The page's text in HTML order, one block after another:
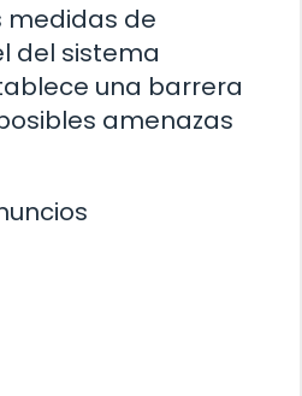
medidas de
del sistema
una barrera
amenazas